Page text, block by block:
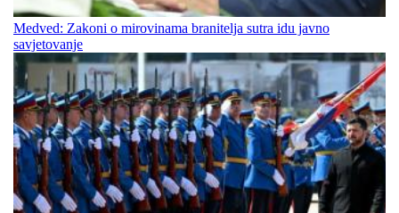
Medved: Zakoni o mirovinama branitelja sutra idu javno
savjetovanje